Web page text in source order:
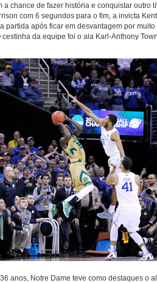
a chance de fazer história e conquistar outro
com 6 segundos para o fim, a invicta
partida após ficar em desvantagem por
da equipe foi o ala Karl-Anthony
anos, Notre Dame teve como destaques o